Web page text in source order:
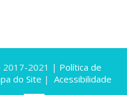
2017-2021 | Política de
do Site | Acessibilidade